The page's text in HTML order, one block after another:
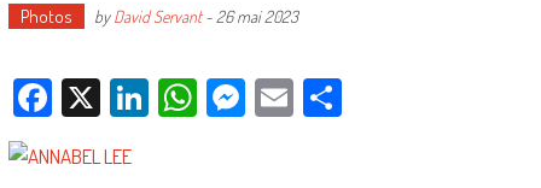
Photos byDavid Servant- 26 mai 2023
Facebook
X LinkedIn
WhatsApp
Messenger
EmailPartager